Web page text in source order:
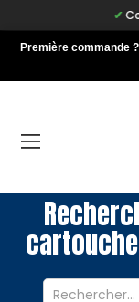
Première commande